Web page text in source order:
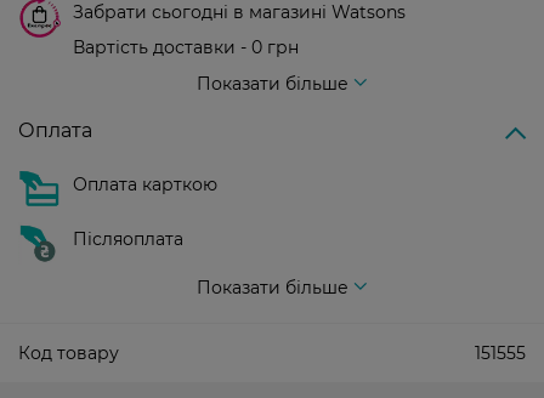
Забрати сьогодні в магазині Watsons
Вартість доставки - 0 грн
Показати більше
Оплата
Оплата карткою
Післяоплата
Показати більше
Код товару 151555